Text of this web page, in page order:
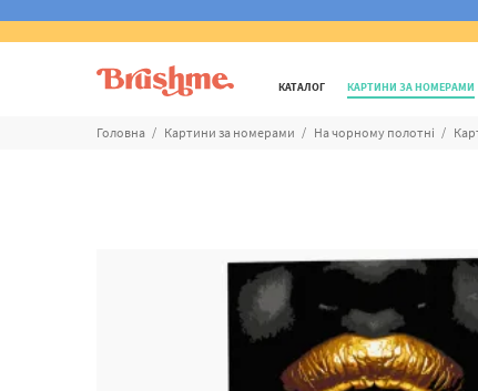
КАТАЛОГ КАРТИНИ ЗА НОМЕРАМИ
Головна Картини за номерами На чорному полотні